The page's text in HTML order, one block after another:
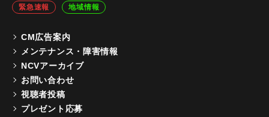
緊急速報
地域情報
CM広告案内
メンテナンス・障害情報
NCVアーカイブ
お問い合わせ
視聴者投稿
プレゼント応募